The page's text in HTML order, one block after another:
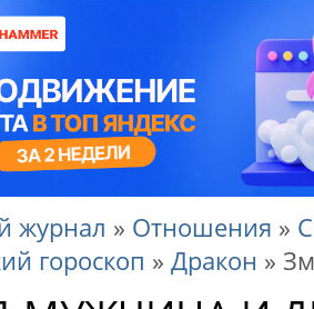
журнал » Отношения »
гороскоп » Дракон »